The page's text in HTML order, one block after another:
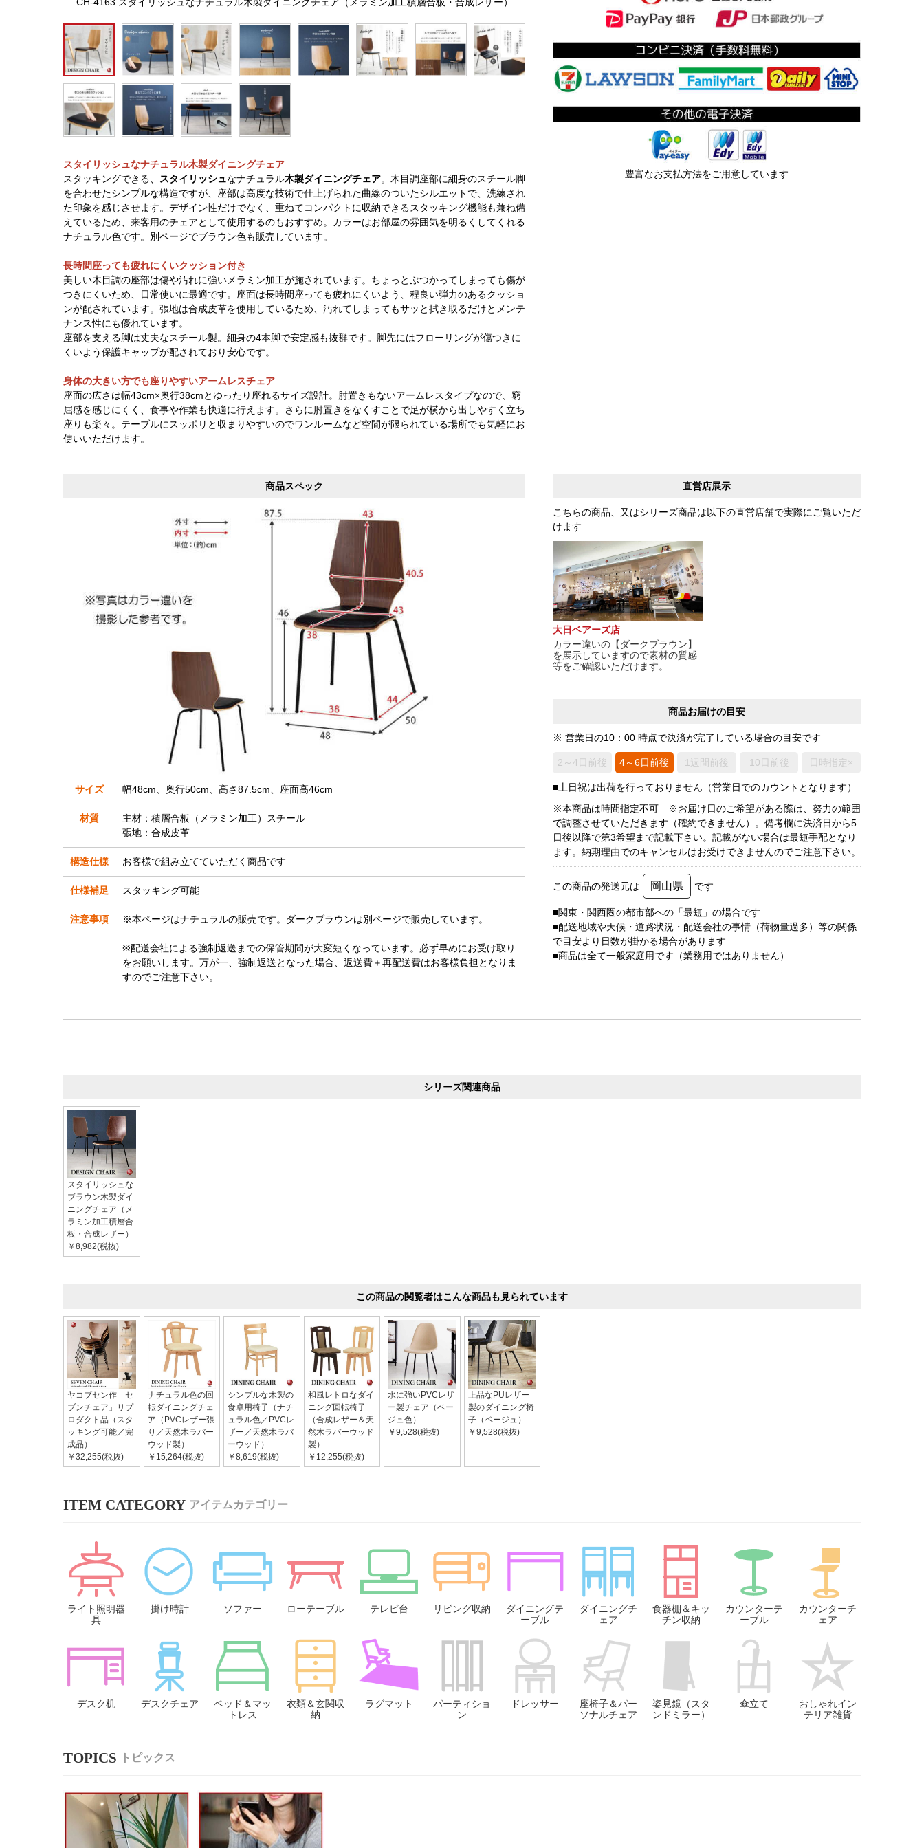
スタイリッシュなナチュラル木製ダイニングチェア
スタッキングできる、
スタイリッシュなナチュラル木製ダイニングチェア。木目調座部に細身のスチール脚
を合わせたシンプルな構造ですが、座部は高度な技術で仕上げられた曲線のついたシルエットで、洗練され
た印象を感じさせます。デザイン性だけでなく、重ねてコンパクトに収納できるスタッキング機能も兼ね備
えているため、来客用のチェアとして使用するのもおすすめ。カラーはお部屋の雰囲気を明るくしてくれる
ナチュラル色です。別ページでブラウン色も販売しています。
長時間座っても疲れにくいクッション付き
美しい木目調の座部は傷や汚れに強いメラミン加工が施されています。ちょっとぶつかってしまっても傷が
つきにくいため、日常使いに最適です。座面は長時間座っても疲れにくいよう、程良い弾力のあるクッショ
ンが配されています。張地は合成皮革を使用しているため、汚れてしまってもサッと拭き取るだけとメンテ
ナンス性にも優れています。
座部を支える脚は丈夫なスチール製。細身の4本脚で安定感も抜群です。脚先にはフローリングが傷つきに
くいよう保護キャップが配されており安心です。
身体の大きい方でも座りやすいアームレスチェア
座面の広さは幅43cm×奥行38cmとゆったり座れるサイズ設計。肘置きもないアームレスタイプなので、窮
屈感を感じにくく、食事や作業も快適に行えます。さらに肘置きをなくすことで足が横から出しやすく立ち
座りも楽々。テーブルにスッポリと収まりやすいのでワンルームなど空間が限られている場所でも気軽にお
使いいただけます。
豊富なお支払方法をご用意しています
直営店展示
こちらの商品、又はシリーズ商品は以下の直営店舗で実際にご覧いただ
けます
大日ベアーズ店
カラー違いの【ダークブラウン】
を展示していますので素材の質感
等をご確認いただけます。
商品お届けの目安
※ 営業日の10：00 時点で決済が完了している場合の目安です
2～4日前後 4～6日前後 1週間前後 10日前後 日時指定×
■土日祝は出荷を行っておりません（営業日でのカウントとなります）
※本商品は時間指定不可 ※お届け日のご希望がある際は、努力の範囲
で調整させていただきます（確約できません）。備考欄に決済日から5
日後以降で第3希望まで記載下さい。記載がない場合は最短手配となり
ます。納期理由でのキャンセルはお受けできませんのでご注意下さい。
この商品の発送元は 岡山県 です
■関東・関西圏の都市部への「最短」の場合です
■配送地域や天候・道路状況・配送会社の事情（荷物量過多）等の関係
で目安より日数が掛かる場合があります
■商品は全て一般家庭用です（業務用ではありません）
商品スペック
サイズ 幅48cm、奥行50cm、高さ87.5cm、座面高46cm
材質
主材：積層合板（メラミン加工）スチール
張地：合成皮革
構造仕様 お客様で組み立てていただく商品です
仕様補足 スタッキング可能
注意事項 ※本ページはナチュラルの販売です。ダークブラウンは別ページで販売しています。
※配送会社による強制返送までの保管期間が大変短くなっています。必ず早めにお受け取り
をお願いします。万が一、強制返送となった場合、返送費＋再配送費はお客様負担となりま
すのでご注意下さい。
シリーズ関連商品
スタイリッシュな
ブラウン木製ダイ
ニングチェア（メ
ラミン加工積層合
板・合成レザー）
￥8,982(税抜)
この商品の閲覧者はこんな商品も見られています
ヤコブセン作「セ
ブンチェア」リプ
ロダクト品（スタ
ッキング可能／完
成品）
￥32,255(税抜)
ナチュラル色の回
転ダイニングチェ
ア（PVCレザー張
り／天然木ラバー
ウッド製）
￥15,264(税抜)
シンプルな木製の
食卓用椅子（ナチ
ュラル色／PVCレ
ザー／天然木ラバ
ーウッド）
￥8,619(税抜)
和風レトロなダイ
ニング回転椅子
（合成レザー＆天
然木ラバーウッド
製）
￥12,255(税抜)
水に強いPVCレザ
ー製チェア（ベー
ジュ色）
￥9,528(税抜)
上品なPUレザー
製のダイニング椅
子（ベージュ）
￥9,528(税抜)
アイテムカテゴリー
ライト照明器
具
掛け時計 ソファー ローテーブル テレビ台 リビング収納
ダイニングテ
ーブル
ダイニングチ
ェア
食器棚＆キッ
チン収納
カウンターテ
ーブル
カウンターチ
ェア
デスク机 デスクチェア
ベッド＆マッ
トレス
衣類＆玄関収
納
ラグマット
パーティショ
ン
ドレッサー
座椅子＆パー
ソナルチェア
姿見鏡（スタ
ンドミラー）
傘立て
おしゃれイン
テリア雑貨
トピックス